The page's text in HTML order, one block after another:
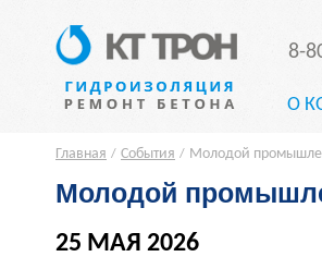
8-
О
Главная / События / Молодой
Молодой
25 МАЯ 2026